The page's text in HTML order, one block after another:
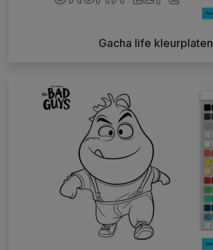
Gacha life kleurplaten